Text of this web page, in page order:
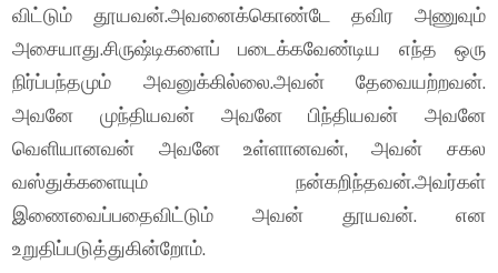
விட்டும் தூயவன்.அவனைக்கொண்டே தவிர அணுவும்
அசையாது.சிருஷ்டிகளைப் படைக்கவேண்டிய எந்த ஒரு
நிர்ப்பந்தமும் அவனுக்கில்லை.அவன் தேவையற்றவன்.
அவனே முந்தியவன் அவனே பிந்தியவன் அவனே
வெளியானவன் அவனே உள்ளானவன், அவன் சகல
வஸ்துக்களையும் நன்கறிந்தவன்.அவர்கள்
இணைவைப்பதைவிட்டும் அவன் தூயவன். என
உறுதிப்படுத்துகின்றோம்.